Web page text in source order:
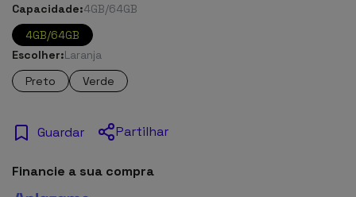
Capacidade:4GB/64GB
4GB/64GB
Escolher:Laranja
Preto
Verde
Guardar Partilhar
Financie a sua compra